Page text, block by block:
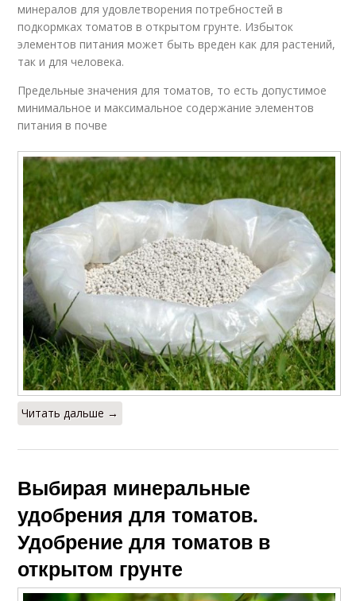
минералов для удовлетворения потребностей в
подкормках томатов в открытом грунте. Избыток
элементов питания может быть вреден как для растений,
так и для человека.
Предельные значения для томатов, то есть допустимое
минимальное и максимальное содержание элементов
питания в почве
Читать дальше →
Выбирая минеральные
удобрения для томатов.
Удобрение для томатов в
открытом грунте